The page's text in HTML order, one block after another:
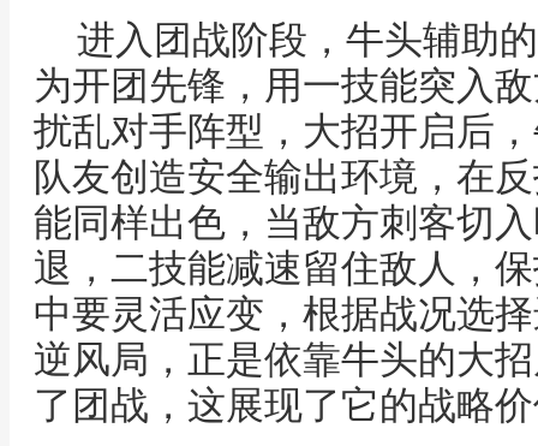
进入团战阶段，牛头辅助
为开团先锋，用一技能突入
扰乱对手阵型，大招开启后
队友创造安全输出环境，在
能同样出色，当敌方刺客切
退，二技能减速留住敌人，
中要灵活应变，根据战况选
逆风局，正是依靠牛头的大
了团战，这展现了它的战略